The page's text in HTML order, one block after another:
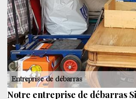
Notre entreprise de débarras